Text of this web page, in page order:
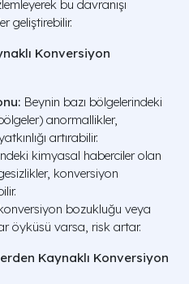
bu davranışı
geliştirebilir.
Konversiyon
Beynin bazı bölgelerindeki
anormallikler,
artırabilir.
kimyasal haberciler olan
konversiyon
bozukluğu veya
öyküsü varsa, risk artar.
Kaynaklı Konversiyon